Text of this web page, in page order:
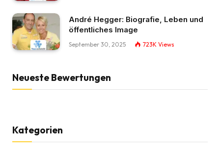
André Hegger: Biografie, Leben und
öffentliches Image
September 30, 2025 723K Views
Neueste Bewertungen
Kategorien